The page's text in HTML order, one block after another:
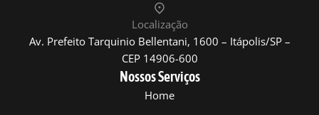
Localização
Av. Prefeito Tarquinio Bellentani, 1600 – Itápolis/SP –
CEP 14906-600
Nossos Serviços
Home